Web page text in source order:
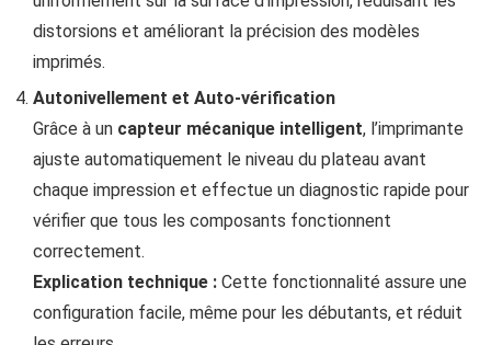
distorsions et améliorant la précision des modèles
imprimés.
Autonivellement et Auto-vérification
Grâce à un capteur mécanique intelligent, l’imprimante
ajuste automatiquement le niveau du plateau avant
chaque impression et effectue un diagnostic rapide pour
vérifier que tous les composants fonctionnent
correctement.
Explication technique : Cette fonctionnalité assure une
configuration facile, même pour les débutants, et réduit